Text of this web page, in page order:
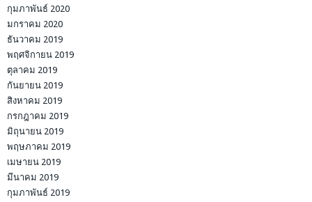
กุมภาพันธ์ 2020
มกราคม 2020
ธันวาคม 2019
พฤศจิกายน 2019
ตุลาคม 2019
กันยายน 2019
สิงหาคม 2019
กรกฎาคม 2019
มิถุนายน 2019
พฤษภาคม 2019
เมษายน 2019
มีนาคม 2019
กุมภาพันธ์ 2019